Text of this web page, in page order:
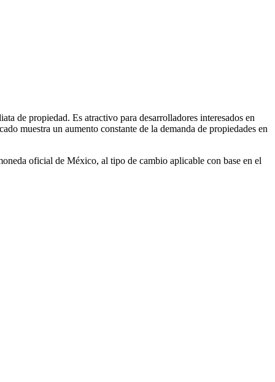
de propiedad. Es atractivo para desarrolladores interesados en
muestra un aumento constante de la demanda de propiedades en
oficial de México, al tipo de cambio aplicable con base en el